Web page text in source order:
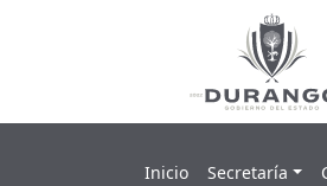
Inicio Secretaría